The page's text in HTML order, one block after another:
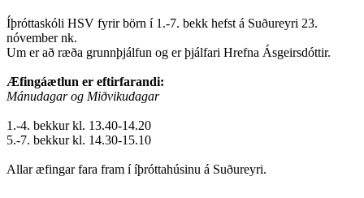
Íþróttaskóli HSV fyrir börn í 1.-7. bekk hefst á Suðureyri 23.
nóvember nk.
Um er að ræða grunnþjálfun og er þjálfari Hrefna Ásgeirsdóttir.
Æfingáætlun er eftirfarandi:
Mánudagar og Miðvikudagar
1.-4. bekkur kl. 13.40-14.20
5.-7. bekkur kl. 14.30-15.10
Allar æfingar fara fram í íþróttahúsinu á Suðureyri.